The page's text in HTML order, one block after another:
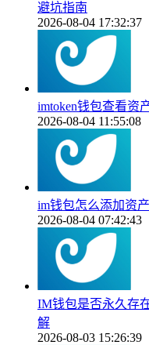
避坑指南
2026-08-04 17:32:37
imtoken钱包查看资
2026-08-04 11:55:08
im钱包怎么添加资
2026-08-04 07:42:43
IM钱包是否永久存
解
2026-08-03 15:26:39